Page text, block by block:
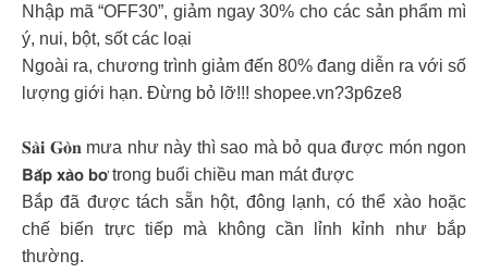
Nhập mã “OFF30”, giảm ngay 30% cho các sản phẩm mì
ý, nui, bột, sốt các loại
Ngoài ra, chương trình giảm đến 80% đang diễn ra với số
lượng giới hạn. Đừng bỏ lỡ!!! shopee.vn?3p6ze8
𝐒𝐚̀𝐢 𝐆𝐨̀𝐧 mưa như này thì sao mà bỏ qua được món ngon
𝗕𝗮̆́𝗽 𝘅𝗮̀𝗼 𝗯𝗼̛ trong buổi chiều man mát được
Bắp đã được tách sẵn hột, đông lạnh, có thể xào hoặc
chế biến trực tiếp mà không cần lỉnh kỉnh như bắp
thường.